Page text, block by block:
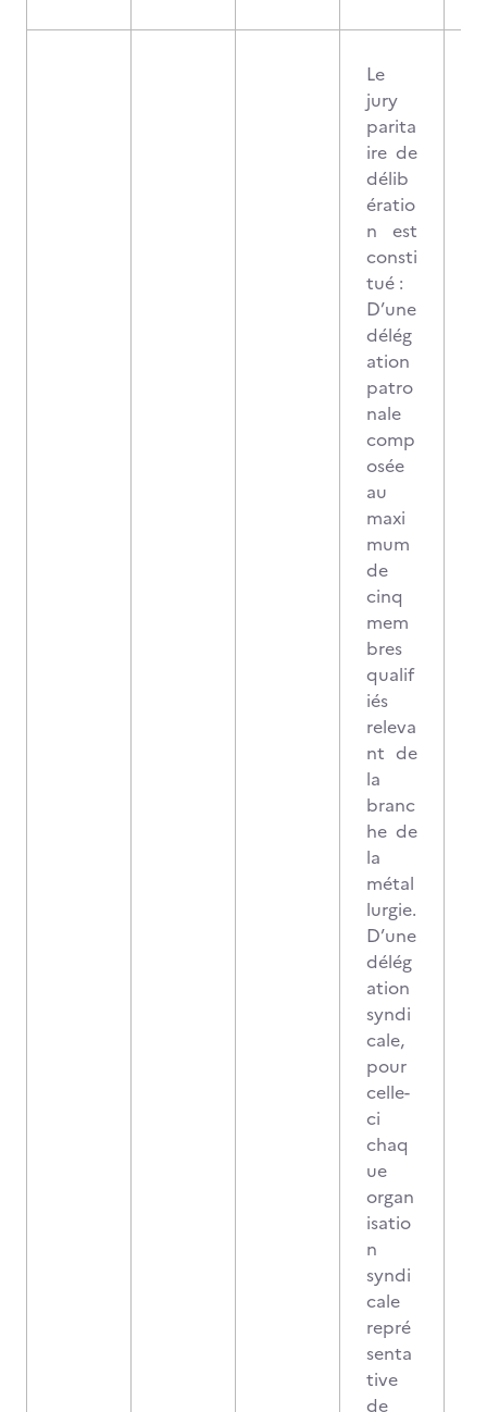
Le
jury
parita
ire de
délib
ératio
n est
consti
tué :
D’une
délég
ation
patro
nale
comp
osée
au
maxi
mum
de
cinq
mem
bres
qualif
iés
releva
nt de
la
branc
he de
la
métal
lurgie.
D’une
délég
ation
syndi
cale,
pour
celle-
ci
chaq
ue
organ
isatio
n
syndi
cale
repré
senta
tive
de